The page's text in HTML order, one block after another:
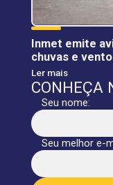
Inmet emite
chuvas e
Ler mais
CONHEÇA
Seu nome:
Seu melhor e-